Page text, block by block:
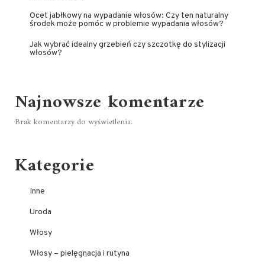
Ocet jabłkowy na wypadanie włosów: Czy ten naturalny
środek może pomóc w problemie wypadania włosów?
Jak wybrać idealny grzebień czy szczotkę do stylizacji
włosów?
Najnowsze komentarze
Brak komentarzy do wyświetlenia.
Kategorie
Inne
Uroda
Włosy
Włosy – pielęgnacja i rutyna